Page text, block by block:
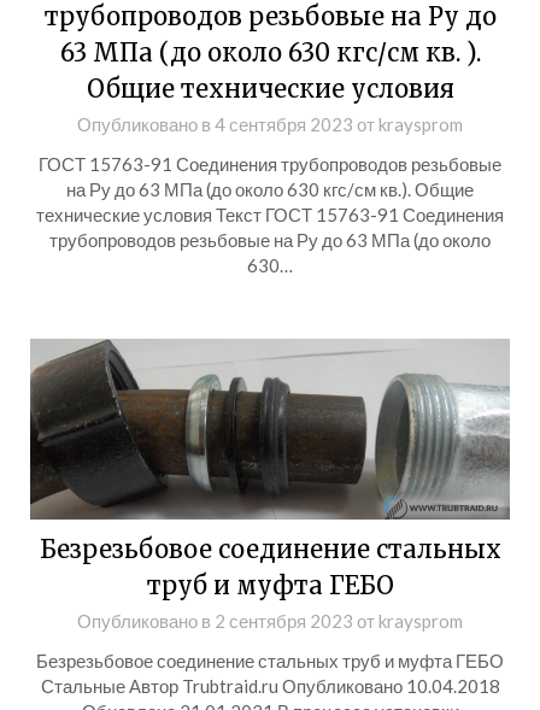
трубопроводов резьбовые на Ру до
63 МПа (до около 630 кгс/см кв. ).
Общие технические условия
Опубликовано в 4 сентября 2023 отkraysprom
ГОСТ 15763-91 Соединения трубопроводов резьбовые
на Ру до 63 МПа (до около 630 кгс/см кв.). Общие
технические условия Текст ГОСТ 15763-91 Соединения
трубопроводов резьбовые на Ру до 63 МПа (до около
630…
Безрезьбовое соединение стальных
труб и муфта ГЕБО
Опубликовано в 2 сентября 2023 отkraysprom
Безрезьбовое соединение стальных труб и муфта ГЕБО
Стальные Автор Trubtraid.ru Опубликовано 10.04.2018